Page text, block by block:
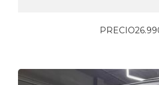
PRECIO